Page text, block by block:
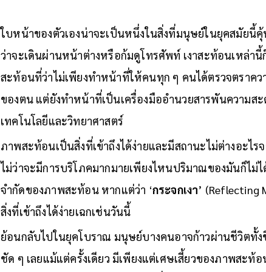
ใบหน้าของตัวเองน่าจะเป็นหนึ่งในสิ่งที่มนุษย์ในยุคสมัยนี้
ว่าจะเดินผ่านหน้าต่างหรือก้มดูโทรศัพท์ เงาสะท้อนเหล่านี้
สะท้อนที่ว่าไม่เพียงทำหน้าที่ให้คนทุก ๆ คนได้ตรวจตราค
ของตน แต่ยังทำหน้าที่เป็นเครื่องมืออำนวยสารพันความส
เทคโนโลยีและวิทยาศาสตร์
ภาพสะท้อนเป็นสิ่งที่เข้าถึงได้ง่ายและมีสถานะไม่ต่างอะไร
ไม่ว่าจะมีการบริโภคมากมายเพียงไหนปริมาณของมันก็ไม่
จำกัดของภาพสะท้อน หากแต่ว่า ‘กระจกเงา’ (Reflecting
สิ่งที่เข้าถึงได้ง่ายเฉกเช่นวันนี้
ย้อนกลับไปในยุคโบราณ มนุษย์บางคนอาจก้าวผ่านชีวิตทั้ง
ชัด ๆ เลยแม้แต่ครั้งเดียว มีเพียงแต่เศษเสี้ยวของภาพสะท้